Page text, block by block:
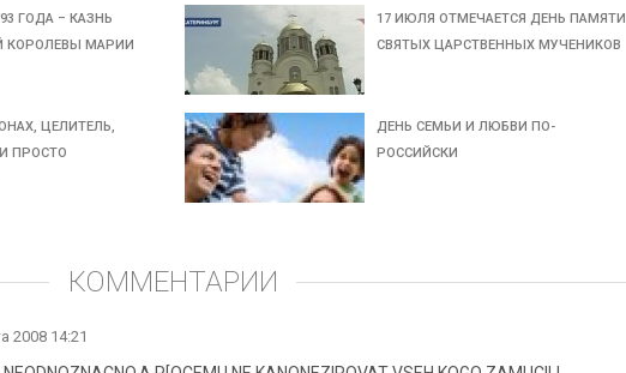
ГОДА – КАЗНЬ
КОРОЛЕВЫ МАРИИ
17 ИЮЛЯ ОТМЕЧАЕТСЯ ДЕНЬ ПАМЯТИ
СВЯТЫХ ЦАРСТВЕННЫХ МУЧЕНИКОВ
ЦЕЛИТЕЛЬ,
ПРОСТО
ДЕНЬ СЕМЬИ И ЛЮБВИ ПО-
РОССИЙСКИ
КОММЕНТАРИИ
2008 14:21